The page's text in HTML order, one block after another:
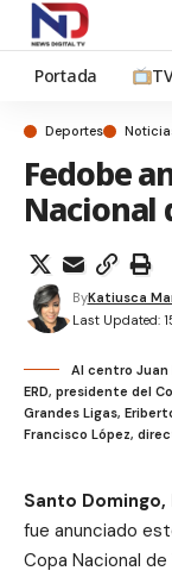
Portada
Deportes
Fedobe
Nacional
Last Updated:
ByKatiusca
Al centro Juan
ERD, presidente del
Grandes Ligas,
Francisco López,
Santo Domingo,
fue anunciado
Copa Nacional